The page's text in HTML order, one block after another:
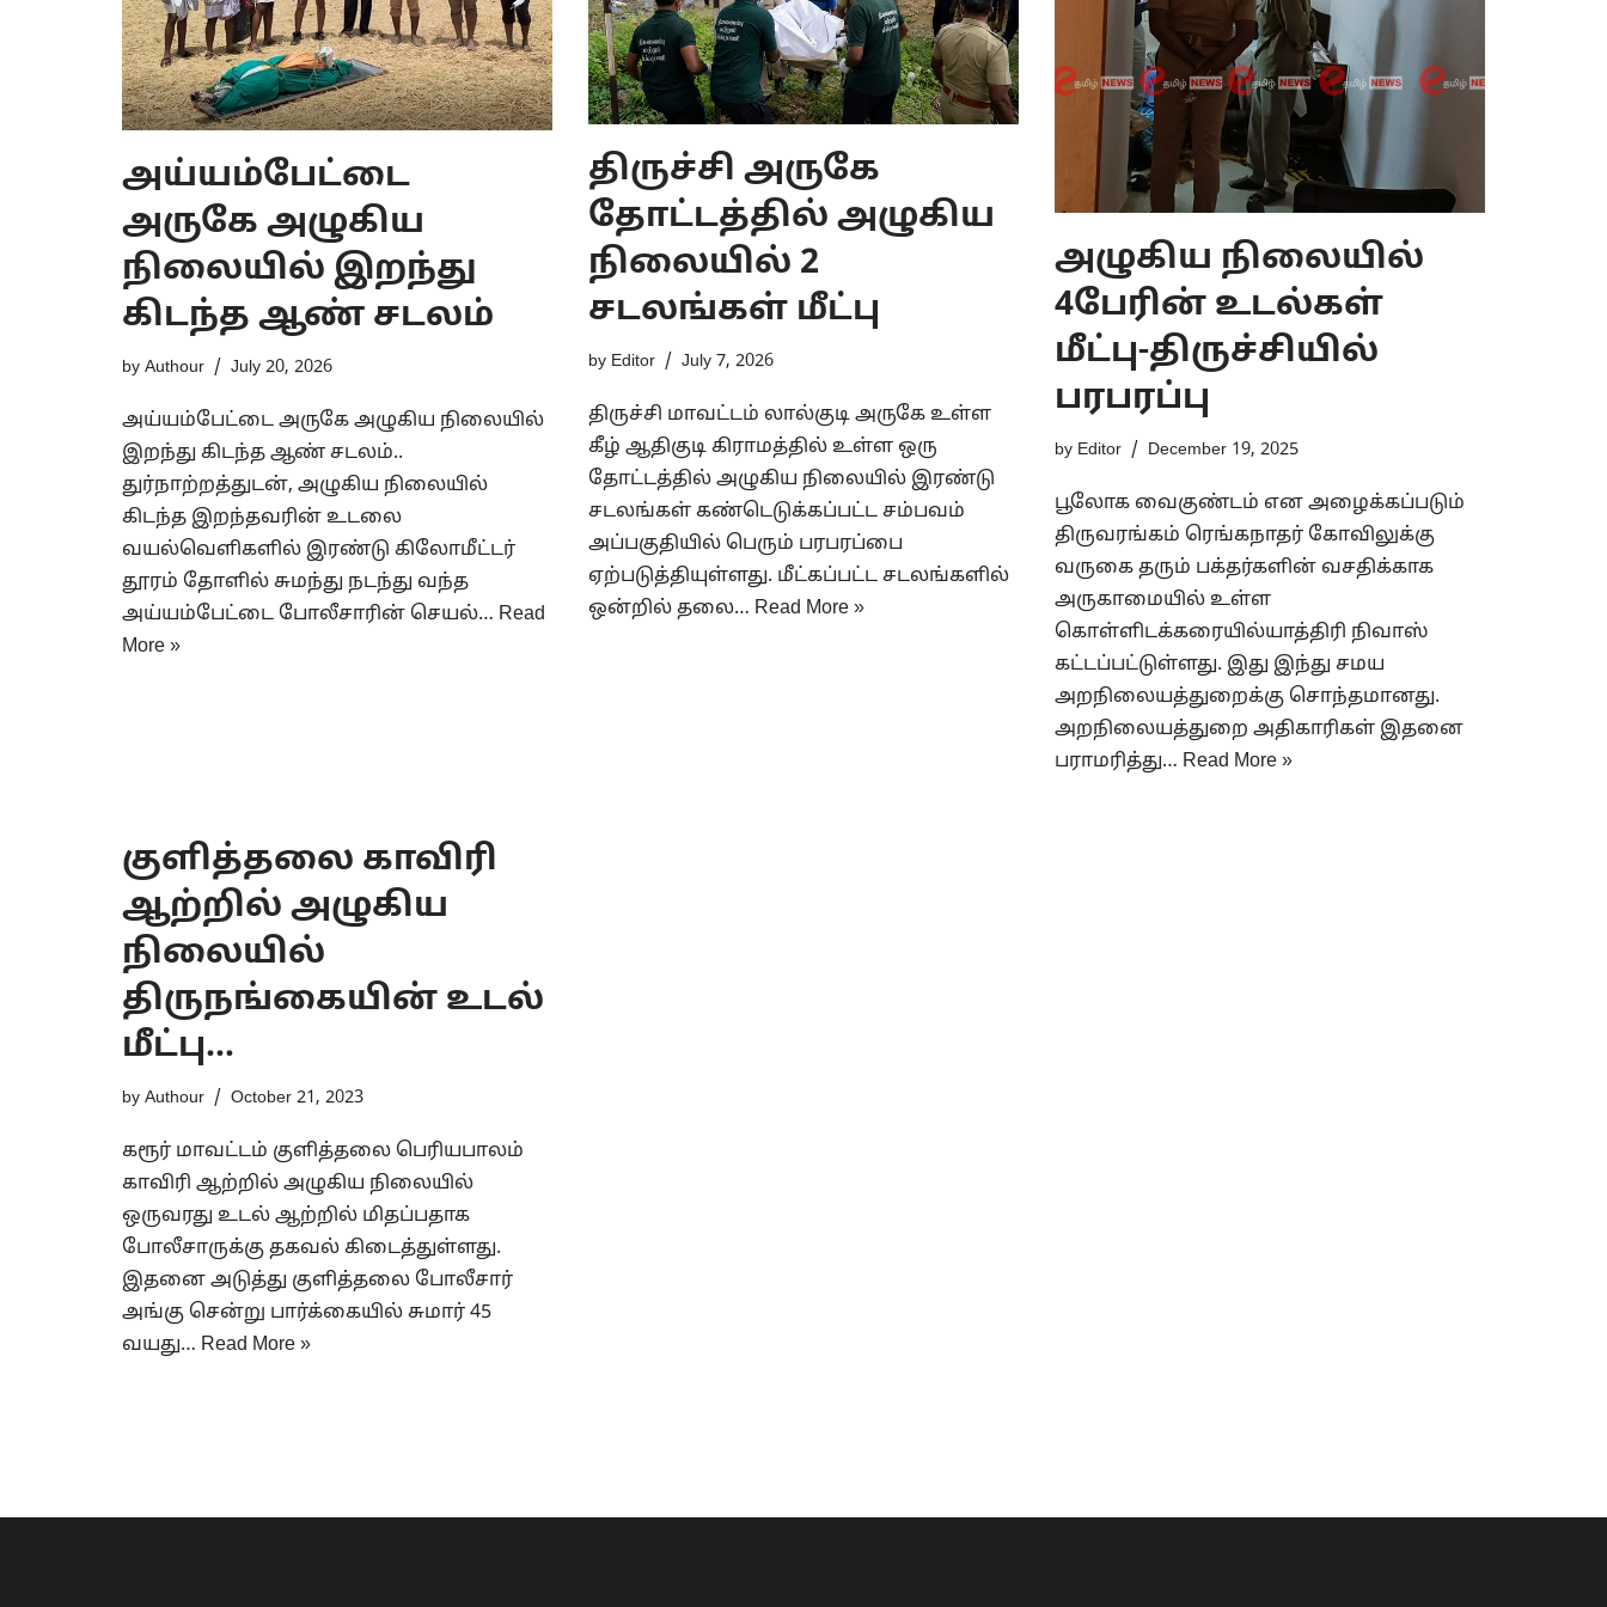
அய்யம்பேட்டை
அருகே அழுகிய
நிலையில் இறந்து
கிடந்த ஆண் சடலம்
by Authour July 20, 2026
அய்யம்பேட்டை அருகே அழுகிய நிலையில்
இறந்து கிடந்த ஆண் சடலம்..
துர்நாற்றத்துடன், அழுகிய நிலையில்
கிடந்த இறந்தவரின் உடலை
வயல்வெளிகளில் இரண்டு கிலோமீட்டர்
தூரம் தோளில் சுமந்து நடந்து வந்த
அய்யம்பேட்டை போலீசாரின் செயல்… Read
More »
திருச்சி அருகே
தோட்டத்தில் அழுகிய
நிலையில் 2
சடலங்கள் மீட்பு
by Editor July 7, 2026
திருச்சி மாவட்டம் லால்குடி அருகே உள்ள
கீழ் ஆதிகுடி கிராமத்தில் உள்ள ஒரு
தோட்டத்தில் அழுகிய நிலையில் இரண்டு
சடலங்கள் கண்டெடுக்கப்பட்ட சம்பவம்
அப்பகுதியில் பெரும் பரபரப்பை
ஏற்படுத்தியுள்ளது. மீட்கப்பட்ட சடலங்களில்
ஒன்றில் தலை… Read More »
அழுகிய நிலையில்
4பேரின் உடல்கள்
மீட்பு-திருச்சியில்
பரபரப்பு
by Editor December 19, 2025
பூலோக வைகுண்டம் என அழைக்கப்படும்
திருவரங்கம் ரெங்கநாதர் கோவிலுக்கு
வருகை தரும் பக்தர்களின் வசதிக்காக
அருகாமையில் உள்ள
கொள்ளிடக்கரையில்யாத்திரி நிவாஸ்
கட்டப்பட்டுள்ளது. இது இந்து சமய
அறநிலையத்துறைக்கு சொந்தமானது.
அறநிலையத்துறை அதிகாரிகள் இதனை
பராமரித்து… Read More »
குளித்தலை காவிரி
ஆற்றில் அழுகிய
நிலையில்
திருநங்கையின் உடல்
மீட்பு…
by Authour October 21, 2023
கரூர் மாவட்டம் குளித்தலை பெரியபாலம்
காவிரி ஆற்றில் அழுகிய நிலையில்
ஒருவரது உடல் ஆற்றில் மிதப்பதாக
போலீசாருக்கு தகவல் கிடைத்துள்ளது.
இதனை அடுத்து குளித்தலை போலீசார்
அங்கு சென்று பார்க்கையில் சுமார் 45
வயது… Read More »